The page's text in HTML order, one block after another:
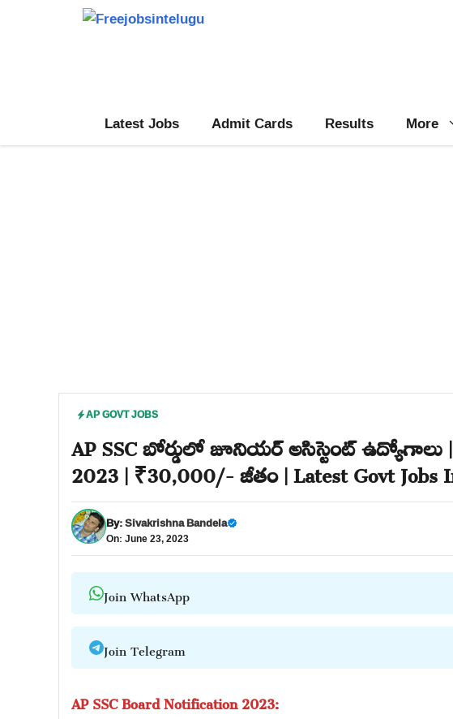
Latest Jobs Admit Cards Results More
AP GOVT JOBS
AP SSC బోర్డులో జూనియర్ అసిస్టెంట్ ఉద్యోగాలు |
2023 | ₹30,000/- జీతం | Latest Govt Jobs
By:Sivakrishna Bandela
On: June 23, 2023
Join WhatsApp
Join Telegram
AP SSC Board Notification 2023: